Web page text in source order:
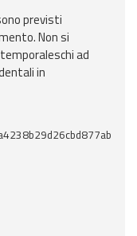
previsti
Non si
ad
in